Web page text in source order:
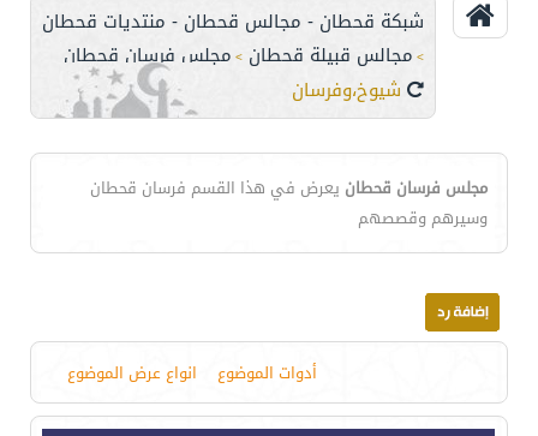
شبكة قحطان - مجالس قحطان - منتديات قحطان
> مجالس قبيلة قحطان > مجلس فرسان قحطان
شيوخ،وفرسان
مجلس فرسان قحطان يعرض في هذا القسم فرسان قحطان
وسيرهم وقصصهم
أدوات الموضوع انواع عرض الموضوع